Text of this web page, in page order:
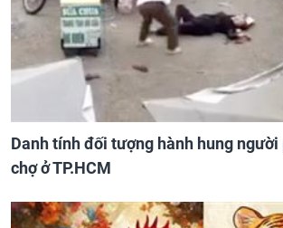
Danh tính đối tượng hành hung người
chợ ở TP.HCM